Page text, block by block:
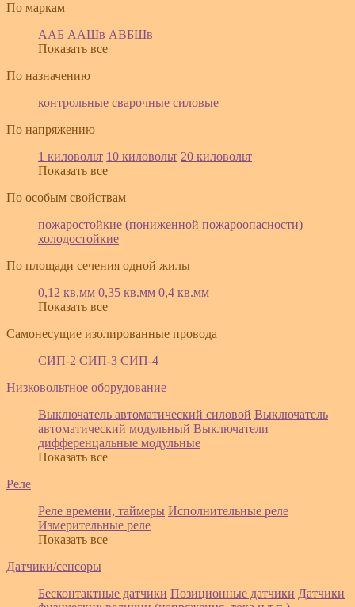
По маркам
ААБ ААШв АВБШв
Показать все
По назначению
контрольные сварочные силовые
По напряжению
1 киловольт 10 киловольт 20 киловольт
Показать все
По особым свойствам
пожаростойкие (пониженной пожароопасности)
холодостойкие
По площади сечения одной жилы
0,12 кв.мм 0,35 кв.мм 0,4 кв.мм
Показать все
Самонесущие изолированные провода
СИП-2 СИП-3 СИП-4
Низковольтное оборудование
Выключатель автоматический силовой Выключатель
автоматический модульный Выключатели
дифференцальные модульные
Показать все
Реле
Реле времени, таймеры Исполнительные реле
Измерительные реле
Показать все
Датчики/сенсоры
Бесконтактные датчики Позиционные датчики Датчики